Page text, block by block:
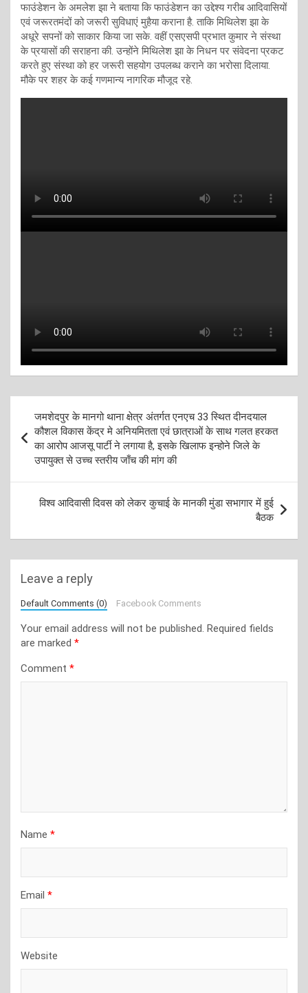
फाउंडेशन के अमलेश झा ने बताया कि फाउंडेशन का उद्देश्य गरीब आदिवासियों
एवं जरूरतमंदों को जरूरी सुविधाएं मुहैया कराना है. ताकि मिथिलेश झा के
अधूरे सपनों को साकार किया जा सके. वहीं एसएसपी प्रभात कुमार ने संस्था
के प्रयासों की सराहना की. उन्होंने मिथिलेश झा के निधन पर संवेदना प्रकट
करते हुए संस्था को हर जरूरी सहयोग उपलब्ध कराने का भरोसा दिलाया.
मौके पर शहर के कई गणमान्य नागरिक मौजूद रहे.
navigation
जमशेदपुर के मानगो थाना क्षेत्र अंतर्गत एनएच 33 स्थित दीनदयाल
कौशल विकास केंद्र मे अनियमितता एवं छात्राओं के साथ गलत हरकत
का आरोप आजसू पार्टी ने लगाया है, इसके खिलाफ इन्होने जिले के
उपायुक्त से उच्च स्तरीय जाँच की मांग की
विश्व आदिवासी दिवस को लेकर कुचाई के मानकी मुंडा सभागार में हुई
बैठक
Leave a reply
Default Comments (0) Facebook Comments
Your email address will not be published. Required fields
are marked *
Comment *
Name *
Email *
Website